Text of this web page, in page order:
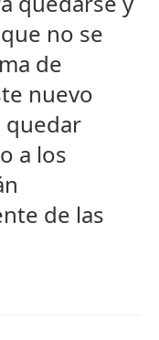
no se
de
nuevo
quedar
a los
de las